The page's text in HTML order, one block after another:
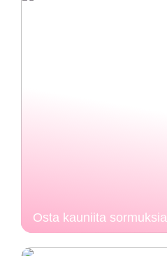
Osta kauniita sormuksia